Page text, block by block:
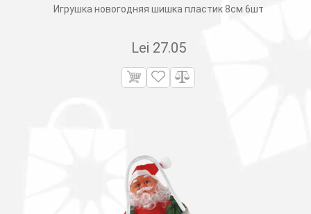
Игрушка новогодняя шишка пластик 8см 6шт
Lei 27.05